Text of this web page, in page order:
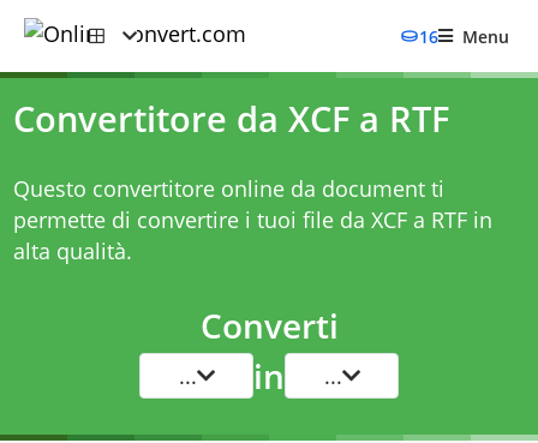
16 Menu
Convertitore da XCF a RTF
Questo convertitore online da document ti
permette di convertire i tuoi file da XCF a RTF in
alta qualità.
Converti
... in ...